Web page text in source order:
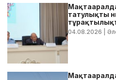
татулықты
бойынша
04.08.2026 |